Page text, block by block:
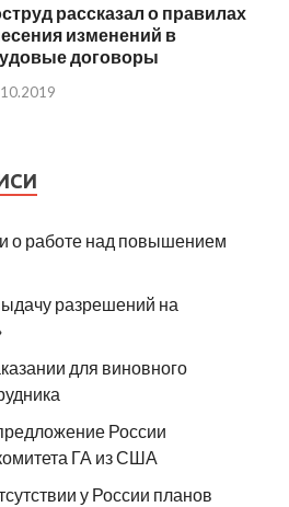
рассказал о правилах
изменений в
договоры
о работе над повышением
разрешений на
для виновного
России
ГА из США
у России планов